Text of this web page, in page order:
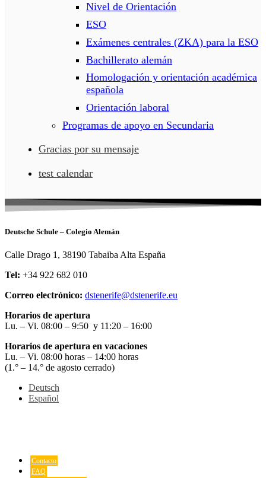
Nivel de Orientación
ESO
Exámenes centrales (ZKA) para la ESO
Bachillerato alemán
Homologación y orientación académica
española
Orientación laboral
Programas de apoyo en Secundaria
Gracias por su mensaje
test calendar
Deutsche Schule – Colegio Alemán
Calle Drago 1, 38190 Tabaiba Alta España
Tel: +34 922 682 010
Correo electrónico: dstenerife@dstenerife.eu
Horarios de apertura
Lu. – Vi. 08:00 – 9:50 y 11:20 – 16:00
Horarios de apertura en vacaciones
Lu. – Vi. 08:00 horas – 14:00 horas
(1.° – 14.° de agosto cerrado)
Deutsch
Español
Contacto
FAQ